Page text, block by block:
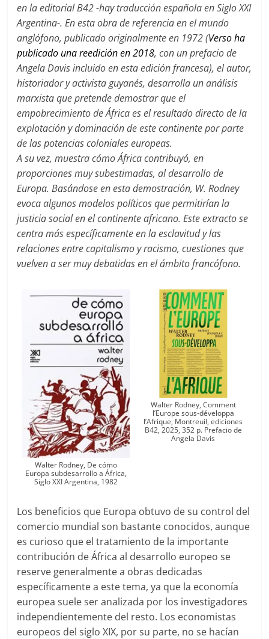
en la editorial B42 -hay traducción española en Siglo XXI
Argentina-. En esta obra de referencia en el mundo
anglófono, publicado originalmente en 1972 (Verso ha
publicado una reedición en 2018, con un prefacio de
Angela Davis incluido en esta edición francesa), el autor,
historiador y activista guyanés, desarrolla un análisis
marxista que pretende demostrar que el
empobrecimiento de África es el resultado directo de la
explotación y dominación de este continente por parte
de las potencias coloniales europeas.
A su vez, muestra cómo África contribuyó, en
proporciones muy subestimadas, al desarrollo de
Europa. Basándose en esta demostración, W. Rodney
evoca algunos modelos políticos que permitirían la
justicia social en el continente africano. Este extracto se
centra más específicamente en la esclavitud y las
relaciones entre capitalismo y racismo, cuestiones que
vuelven a ser muy debatidas en el ámbito francófono.
Walter Rodney, De cómo
Europa subdesarrollo a África,
Siglo XXI Argentina, 1982
Walter Rodney, Comment
l’Europe sous-développa
l’Afrique, Montreuil, ediciones
B42, 2025, 352 p. Prefacio de
Angela Davis
Los beneficios que Europa obtuvo de su control del
comercio mundial son bastante conocidos, aunque
es curioso que el tratamiento de la importante
contribución de África al desarrollo europeo se
reserve generalmente a obras dedicadas
específicamente a este tema, ya que la economía
europea suele ser analizada por los investigadores
independientemente del resto. Los economistas
europeos del siglo XIX, por su parte, no se hacían